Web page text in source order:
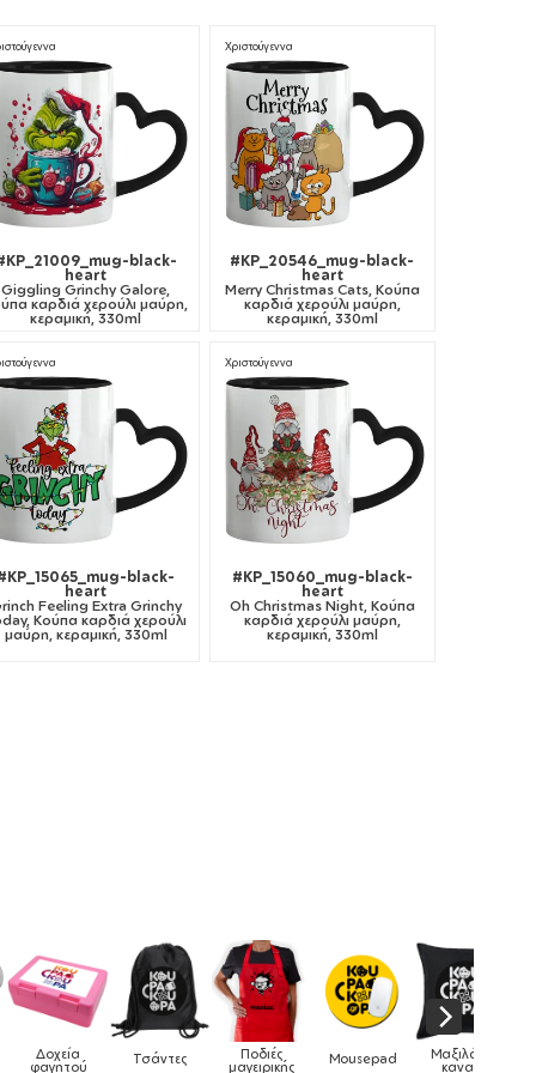
black-
heart
Giggling Grinchy Galore,
καρδιά χερούλι μαύρη,
κεραμική, 330ml
Χριστούγεννα
#KP_20546_mug-black-
heart
Merry Christmas Cats, Κούπα
καρδιά χερούλι μαύρη,
κεραμική, 330ml
black-
heart
Feeling Extra Grinchy
Κούπα καρδιά χερούλι
μαύρη, κεραμική, 330ml
Χριστούγεννα
#KP_15060_mug-black-
heart
Oh Christmas Night, Κούπα
καρδιά χερούλι μαύρη,
κεραμική, 330ml
Δοχεία
φαγητού Τσάντες Ποδιές
μαγειρικής Mousepad Μαξιλάρια
καναπέ